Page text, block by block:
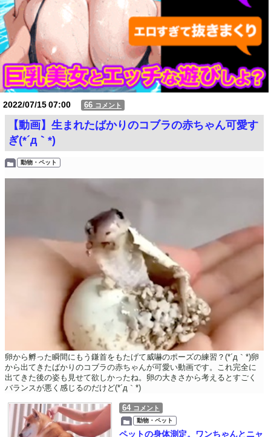
2022/07/1507:00 66 コメント
【動画】生まれたばかりのコブラの赤ちゃん可愛す
ぎ(*´д｀*)
動物・ペット
卵から孵った瞬間にもう鎌首をもたげて威嚇のポーズの練習？(*´д｀*)卵
から出てきたばかりのコブラの赤ちゃんが可愛い動画です。これ完全に
出てきた後の姿も見せて欲しかったね。卵の大きさから考えるとすごく
バランスが悪く感じるのだけど(*´д｀*)
64 コメント
動物・ペット
ペットの身体測定。ワンちゃんとニャ